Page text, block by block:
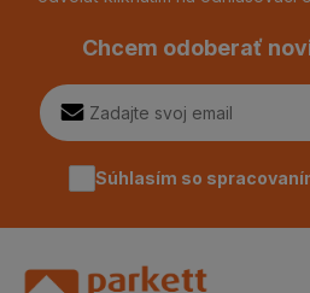
Chcem odoberať
Súhlasím so